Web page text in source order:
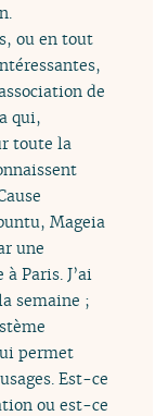
ou en tout
de
qui,
toute la
Mageia
une
Paris. J’ai
semaine ;
permet
Est-ce
ou est-ce